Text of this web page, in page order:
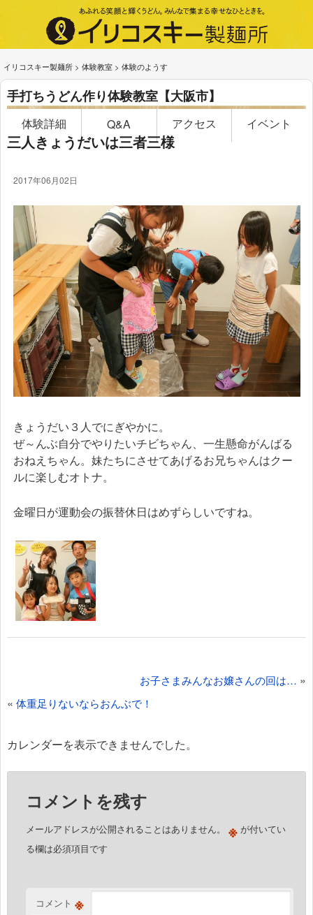
イリコスキー製麺所 > 体験教室 > 体験のようす
手打ちうどん作り体験教室【大阪市】
体験詳細 Q&A アクセス イベント
三人きょうだいは三者三様
2017年06月02日
きょうだい３人でにぎやかに。
ぜ～んぶ自分でやりたいチビちゃん、一生懸命がんばる
おねえちゃん。妹たちにさせてあげるお兄ちゃんはクー
ルに楽しむオトナ。
金曜日が運動会の振替休日はめずらしいですね。
稿
ビ
お子さまみんなお嬢さんの回は… »
« 体重足りないならおんぶで！
カレンダーを表示できませんでした。
コメントを残す
メールアドレスが公開されることはありません。 ※が付いてい
る欄は必須項目です
コメント ※